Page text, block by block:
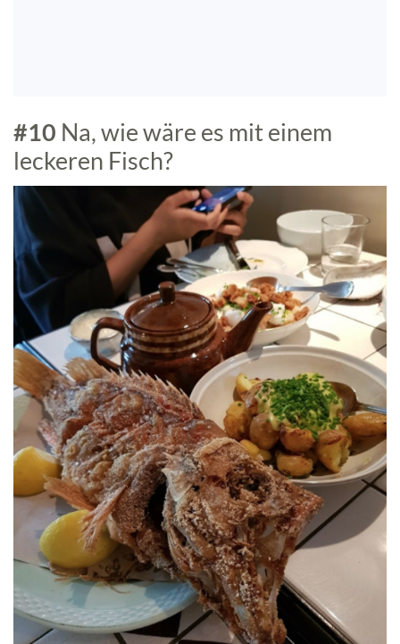
#10 Na, wie wäre es mit einem
leckeren Fisch?